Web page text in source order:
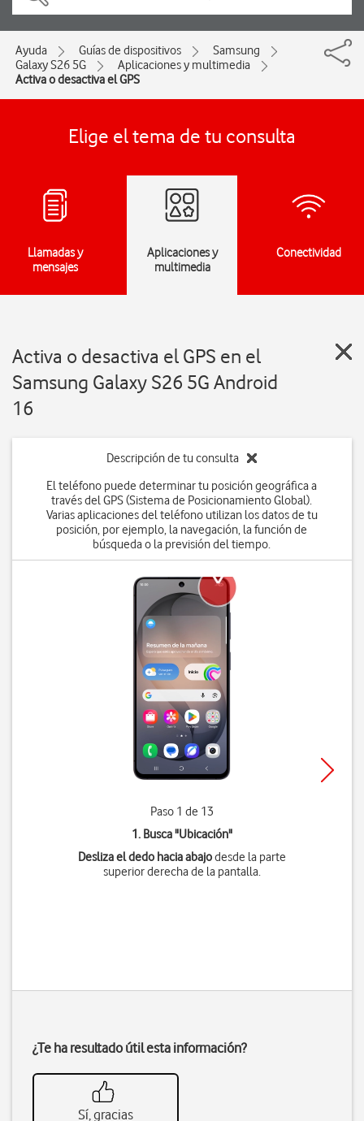
Ayuda Guías de dispositivos
Samsung
Galaxy S26 5G
Aplicaciones y multimedia
Activa o desactiva el GPS
Elige el tema de tu consulta
Llamadas y
mensajes
Aplicaciones y
multimedia
Conectividad
Activa o desactiva el GPS en el
Samsung Galaxy S26 5G Android
16
Descripción de tu consulta
El teléfono puede determinar tu posición geográfica a
través del GPS (Sistema de Posicionamiento Global).
Varias aplicaciones del teléfono utilizan los datos de tu
posición, por ejemplo, la navegación, la función de
búsqueda o la previsión del tiempo.
Paso 1 de 13
1. Busca "Ubicación"
Desliza el dedo hacia abajodesde la parte
superior derecha de la pantalla.
¿Te ha resultado útil esta información?
Sí, gracias